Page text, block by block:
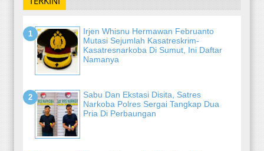
Irjen Whisnu Hermawan Februanto
Mutasi Sejumlah Kasatreskrim-
Kasatresnarkoba Di Sumut, Ini Daftar
Namanya
Sabu Dan Ekstasi Disita, Satres
Narkoba Polres Sergai Tangkap Dua
Pria Di Perbaungan